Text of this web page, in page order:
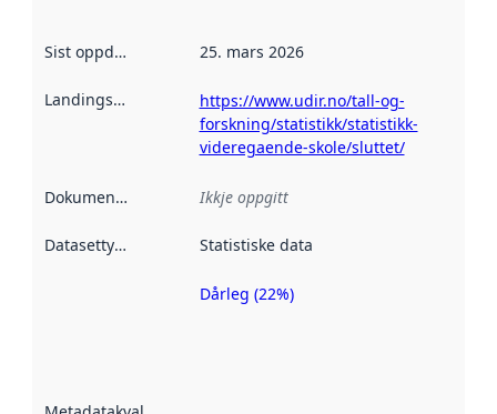
Sist oppdatert 25. mars 2026
Landingsside
https://www.udir.no/tall-og-
forskning/statistikk/statistikk-
videregaende-skole/sluttet/
Dokumentasjon Ikkje oppgitt
Datasettype Statistiske data
Metadatakvalitet
Dårleg (22%)